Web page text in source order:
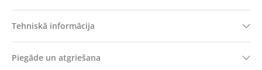
Tehniskā informācija
Piegāde un atgriešana